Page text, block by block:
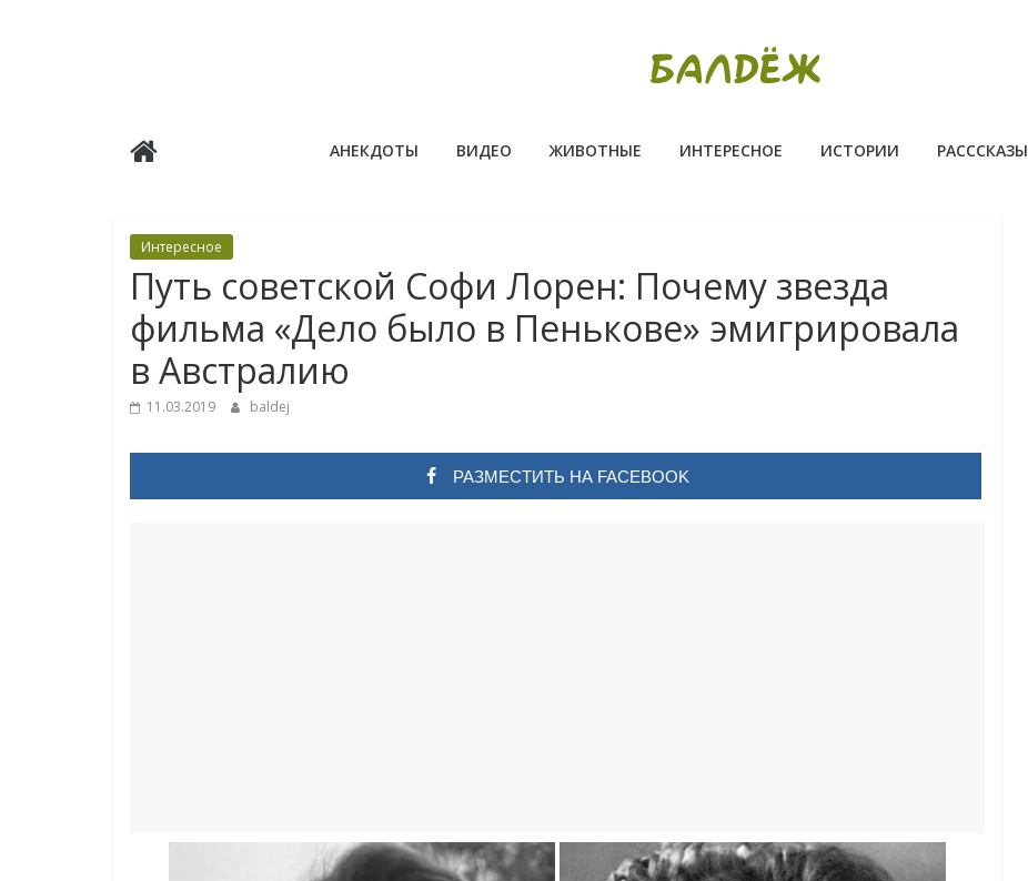
Балдёж АНЕКДОТЫ ВИДЕО ЖИВОТНЫЕ ИНТЕРЕСНОЕ ИСТОРИИ РАСССКАЗЫ
Интересное
Путь советской Софи Лорен: Почему звезда
фильма «Дело было в Пенькове» эмигрировала
в Австралию
11.03.2019 baldej
РАЗМЕСТИТЬ НА FACEBOOK